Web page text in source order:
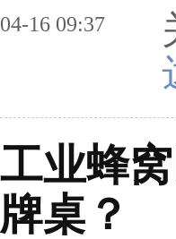
04-16 09:37
工业蜂
牌桌？